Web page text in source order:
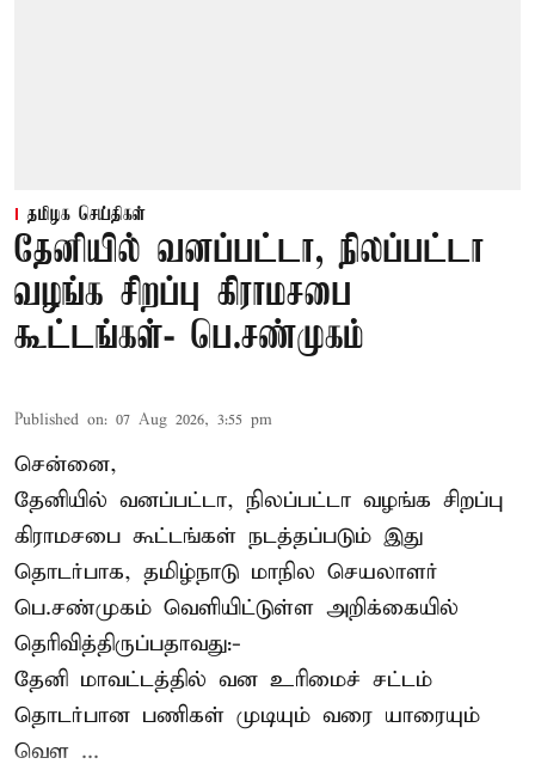
தமிழக செய்திகள்
தேனியில் வனப்பட்டா, நிலப்பட்டா
வழங்க சிறப்பு கிராமசபை
கூட்டங்கள்- பெ.சண்முகம்
Published on: 07 Aug 2026, 3:55 pm
சென்னை,
தேனியில் வனப்பட்டா, நிலப்பட்டா வழங்க சிறப்பு
கிராமசபை கூட்டங்கள் நடத்தப்படும் இது
தொடர்பாக, தமிழ்நாடு மாநில செயலாளர்
பெ.சண்முகம் வெளியிட்டுள்ள அறிக்கையில்
தெரிவித்திருப்பதாவது:-
தேனி மாவட்டத்தில் வன உரிமைச் சட்டம்
தொடர்பான பணிகள் முடியும் வரை யாரையும்
வெள ...